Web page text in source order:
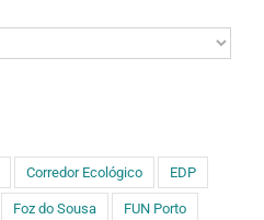
Corredor Ecológico EDP
Foz do Sousa FUN Porto